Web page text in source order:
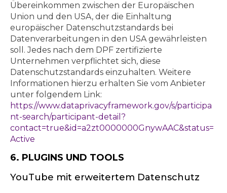
Übereinkommen zwischen der Europäischen
Union und den USA, der die Einhaltung
europäischer Datenschutzstandards bei
Datenverarbeitungen in den USA gewährleisten
soll. Jedes nach dem DPF zertifizierte
Unternehmen verpflichtet sich, diese
Datenschutzstandards einzuhalten. Weitere
Informationen hierzu erhalten Sie vom Anbieter
unter folgendem Link:
https://www.dataprivacyframework.gov/s/participa
nt-search/participant-detail?
contact=true&id=a2zt0000000GnywAAC&status=
Active
6. PLUGINS UND TOOLS
YouTube mit erweitertem Datenschutz